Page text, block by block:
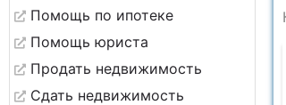
Помощь по ипотеке
Помощь юриста
Продать недвижимость
Сдать недвижимость